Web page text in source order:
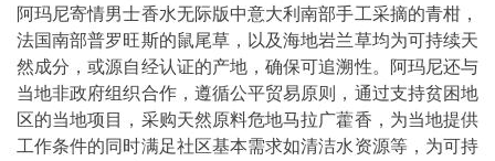
阿玛尼寄情男士香水无际版中意大利南部手工采摘的青柑，
法国南部普罗旺斯的鼠尾草，以及海地岩兰草均为可持续天
然成分，或源自经认证的产地，确保可追溯性。阿玛尼还与
当地非政府组织合作，遵循公平贸易原则，通过支持贫困地
区的当地项目，采购天然原料危地马拉广藿香，为当地提供
工作条件的同时满足社区基本需求如清洁水资源等，为可持